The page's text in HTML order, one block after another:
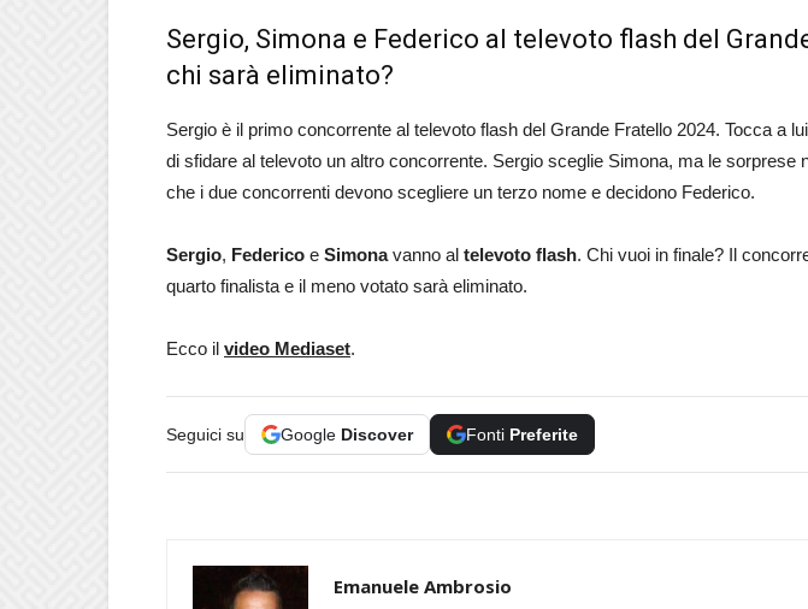
Sergio, Simona e Federico al televoto flash del
chi sarà eliminato?
Sergio è il primo concorrente al televoto flash del Grande Fratello 2024. Tocca a
di sfidare al televoto un altro concorrente. Sergio sceglie Simona, ma le sorprese
che i due concorrenti devono scegliere un terzo nome e decidono Federico.
Sergio, Federico e Simonavanno al televoto flash. Chi vuoi in finale? Il
quarto finalista e il meno votato sarà eliminato.
Ecco il video Mediaset.
Seguici su Google Discover Fonti Preferite
Emanuele Ambrosio